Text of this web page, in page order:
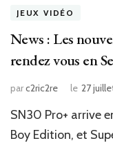
JEUX VIDÉO
News : Les
rendez vous en
parc2ric2re le 27
SN30 Pro+ arrive
Boy Edition, et